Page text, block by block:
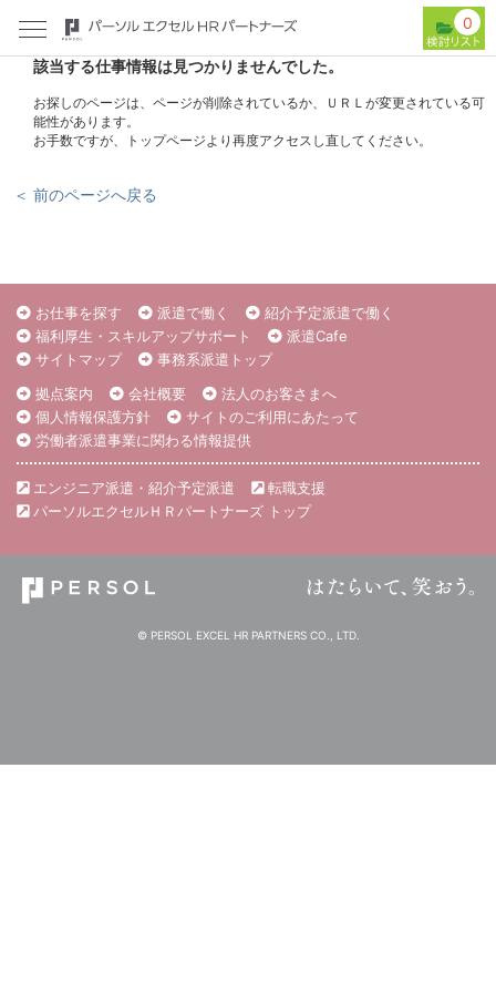
0
該当する仕事情報は見つかりませんでした。
お探しのページは、ページが削除されているか、ＵＲＬが変更されている可
能性があります。
お手数ですが、トップページより再度アクセスし直してください。
＜ 前のページへ戻る
お仕事を探す 派遣で働く
紹介予定派遣で働く
福利厚生・スキルアップサポート
派遣Cafe
サイトマップ
事務系派遣トップ
拠点案内
会社概要
法人のお客さまへ
個人情報保護方針
サイトのご利用にあたって
労働者派遣事業に関わる情報提供
エンジニア派遣・紹介予定派遣
転職支援
パーソルエクセルＨＲパートナーズ トップ
© PERSOL EXCEL HR PARTNERS CO., LTD.